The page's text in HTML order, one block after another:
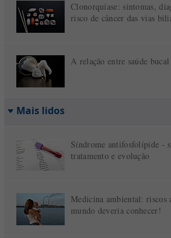
Clonorquíase: sintomas,
risco de câncer das vias
A relação entre saúde
Mais lidos
Síndrome antifosfolípide -
tratamento e evolução
Medicina ambiental: riscos
mundo deveria conhecer!